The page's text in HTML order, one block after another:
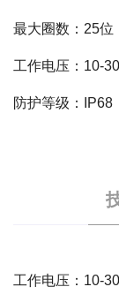
最大圈数：25位
工作电压：10-
防护等级：IP68
工作电压：10-